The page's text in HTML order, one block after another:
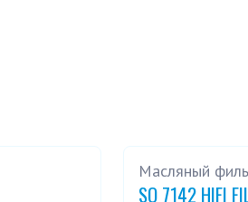
Масляный
SO 7142 HIFI